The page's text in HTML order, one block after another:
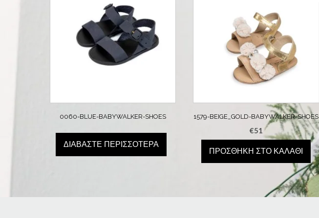
0060-BLUE-BABYWALKER-SHOES
ΔΙΑΒΆΣΤΕ ΠΕΡΙΣΣΌΤΕΡΑ
1579-BEIGE_GOLD-BABYWALKER-SHOES
€51
ΠΡΟΣΘΉΚΗ ΣΤΟ ΚΑΛΆΘΙ